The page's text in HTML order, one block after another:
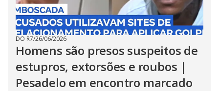
DO R7/26/06/2026
Homens são presos suspeitos de
estupros, extorsões e roubos |
Pesadelo em encontro marcado